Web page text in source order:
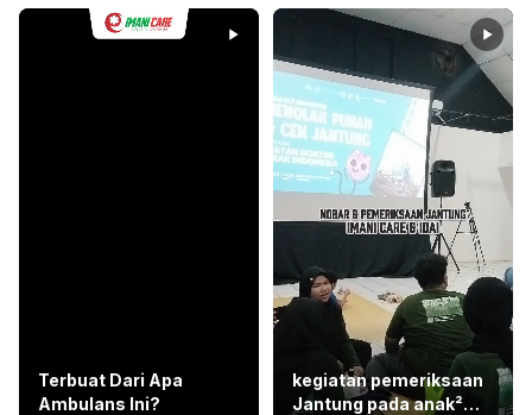
Terbuat Dari Apa
Ambulans Ini?
kegiatan pemeriksaan
Jantung pada anak²